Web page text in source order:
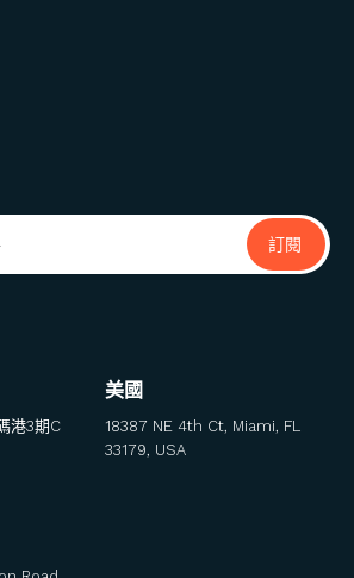
港3期C
美國
18387 NE 4th Ct, Miami, FL
33179, USA